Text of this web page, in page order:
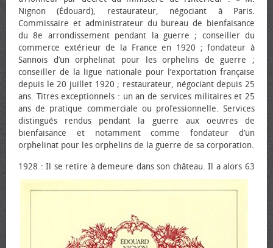
Nignon (Édouard), restaurateur, négociant à Paris.
Commissaire et administrateur du bureau de bienfaisance
du 8e arrondissement pendant la guerre ; conseiller du
commerce extérieur de la France en 1920 ; fondateur à
Sannois d’un orphelinat pour les orphelins de guerre ;
conseiller de la ligue nationale pour l’exportation française
depuis le 20 juillet 1920 ; restaurateur, négociant depuis 25
ans. Titres exceptionnels : un an de services militaires et 25
ans de pratique commerciale ou professionnelle. Services
distingués rendus pendant la guerre aux œuvres de
bienfaisance et notamment comme fondateur d’un
orphelinat pour les orphelins de la guerre de sa corporation.
1928 : Il se retire à demeure dans son château. Il a alors 63